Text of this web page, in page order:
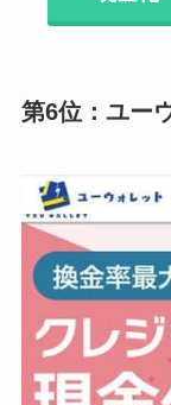
第6位：ユー